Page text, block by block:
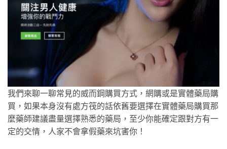
我們來聊一聊常見的威而鋼購買方式，網購或是實體藥局購
買，如果本身沒有處方筏的話依舊要選擇在實體藥局購買那
麼藥師建議盡量選擇熟悉的藥局，至少你能確定跟對方有一
定的交情，人家不會拿假藥來坑害你！